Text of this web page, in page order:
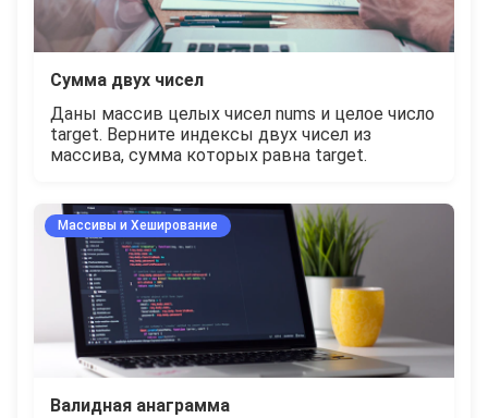
Сумма двух чисел
Даны массив целых чисел nums и целое число
target. Верните индексы двух чисел из
массива, сумма которых равна target.
Массивы и Хеширование
Валидная анаграмма